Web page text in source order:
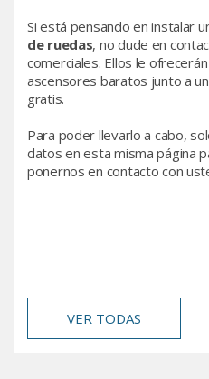
Si está pensando en instalar
de ruedas, no dude en
comerciales. Ellos le
ascensores baratos junto a
gratis.
Para poder llevarlo a cabo,
datos en esta misma página
ponernos en contacto con
VER TODAS